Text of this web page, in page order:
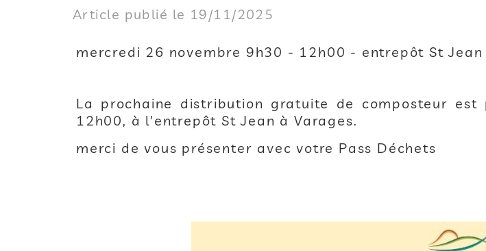
Article publié le 19/11/2025
mercredi 26 novembre 9h30 - 12h00 - entrepôt St
La prochaine distribution gratuite de composteur
12h00, à l'entrepôt St Jean à Varages.
merci de vous présenter avec votre Pass Déchets